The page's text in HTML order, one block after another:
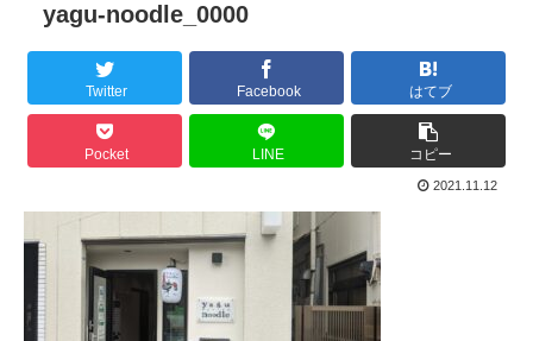
yagu-noodle_0000
Twitter Facebook はてブ
Pocket LINE コピー
2021.11.12